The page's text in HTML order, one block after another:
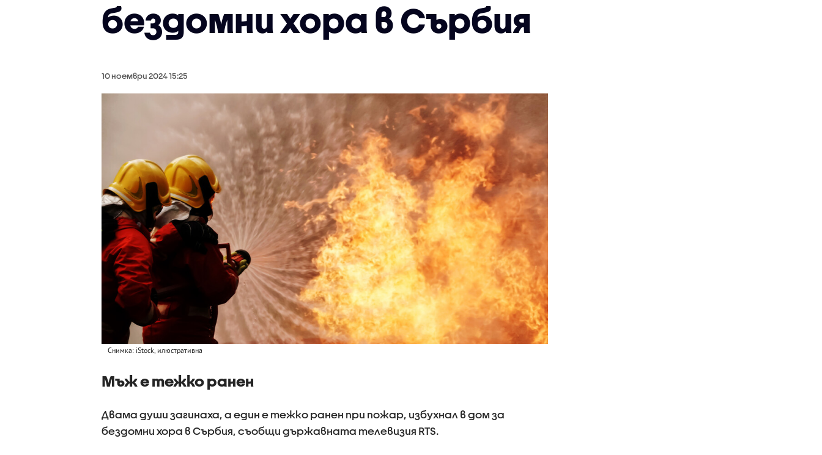
бездомни хора в Сърбия
10 ноември 2024 15:25
Снимка: iStock, илюстративна
Мъж е тежко ранен
Двама души загинаха, а един е тежко ранен при пожар, избухнал в дом за
бездомни хора в Сърбия, съобщи държавната телевизия RTS.